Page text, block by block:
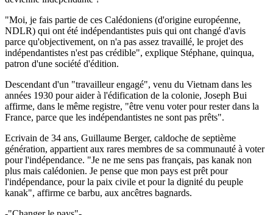
"Moi, je fais partie de ces Calédoniens (d'origine européenne,
NDLR) qui ont été indépendantistes puis qui ont changé d'avis
parce qu'objectivement, on n'a pas assez travaillé, le projet des
indépendantistes n'est pas crédible", explique Stéphane, quinqua,
patron d'une société d'édition.
Descendant d'un "travailleur engagé", venu du Vietnam dans les
années 1930 pour aider à l'édification de la colonie, Joseph Bui
affirme, dans le même registre, "être venu voter pour rester dans la
France, parce que les indépendantistes ne sont pas prêts".
Ecrivain de 34 ans, Guillaume Berger, caldoche de septième
génération, appartient aux rares membres de sa communauté à voter
pour l'indépendance. "Je ne me sens pas français, pas kanak non
plus mais calédonien. Je pense que mon pays est prêt pour
l'indépendance, pour la paix civile et pour la dignité du peuple
kanak", affirme ce barbu, aux ancêtres bagnards.